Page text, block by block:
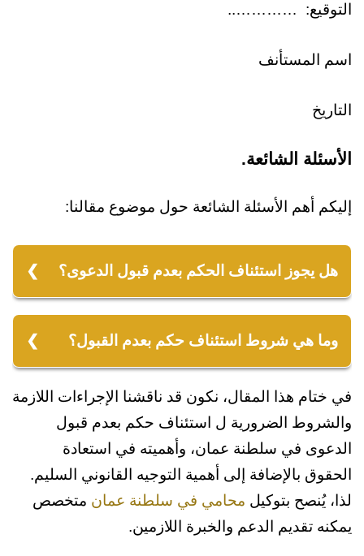
التوقيع: …………..
اسم المستأنف
التاريخ
الأسئلة الشائعة.
إليكم أهم الأسئلة الشائعة حول موضوع مقالنا:
هل يجوز استئناف الحكم بعدم قبول الدعوى؟
يُعتبر هذا الحكم قابلاً للاستئناف وفقاً للقوانين
وما هي شروط استئناف حكم بعدم القبول؟
1- تقديم الاستئناف خلال المهلة القانونية المحددة،
وهي 30 يوماً.
2- تقديم صحيفة استئناف تتضمن الأسباب
القانونية للاعتراض وبيان الحكم المستأنف
والطلبات.
3- دفع الرسوم والكفالة المقررة للاستئناف.
في ختام هذا المقال، نكون قد ناقشنا الإجراءات اللازمة
والشروط الضرورية ل استئناف حكم بعدم قبول
الدعوى في سلطنة عمان، وأهميته في استعادة
الحقوق بالإضافة إلى أهمية التوجيه القانوني السليم.
لذا، يُنصح بتوكيل محامي في سلطنة عمان متخصص
يمكنه تقديم الدعم والخبرة اللازمين.